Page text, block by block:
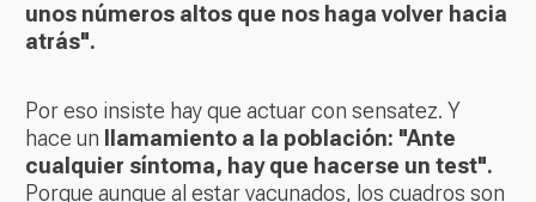
unos números altos que nos haga volver hacia
atrás".
Por eso insiste hay que actuar con sensatez. Y
hace un
llamamiento a la población: "Ante
cualquier síntoma, hay que hacerse un test".
Porque aunque al estar vacunados, los cuadros son